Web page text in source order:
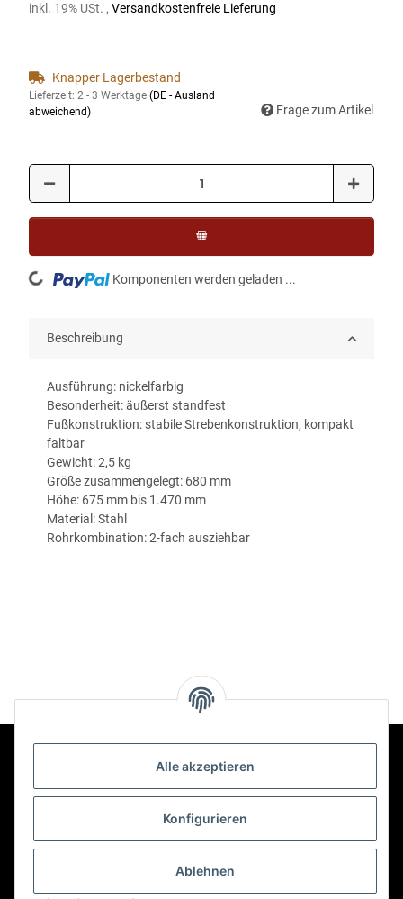
Alle akzeptieren
Konfigurieren
Ablehnen
inkl. 19% USt. , Versandkostenfreie Lieferung
Knapper Lagerbestand
Lieferzeit: 2 - 3 Werktage (DE - Ausland
abweichend)
Frage zum Artikel
Loading... Komponenten werden geladen ...
Beschreibung
Ausführung: nickelfarbig
Besonderheit: äußerst standfest
Fußkonstruktion: stabile Strebenkonstruktion, kompakt
faltbar
Gewicht: 2,5 kg
Größe zusammengelegt: 680 mm
Höhe: 675 mm bis 1.470 mm
Material: Stahl
Rohrkombination: 2-fach ausziehbar
Informationen